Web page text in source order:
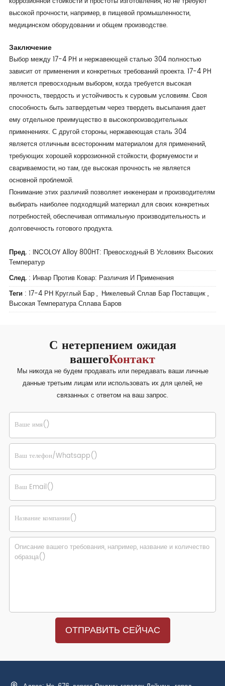
высокой прочности, например, в пищевой промышленности,
медицинском оборудовании и общем производстве.
Заключение
Выбор между 17-4 PH и нержавеющей сталью 304 полностью
зависит от применения и конкретных требований проекта. 17-4 PH
является превосходным выбором, когда требуется высокая
прочность, твердость и устойчивость к суровым условиям. Своя
способность быть затвердетым через твердеть высыпания дает
ему отдельное преимущество в высокопроизводительных
применениях. С другой стороны, нержавеющая сталь 304
является отличным всесторонним материалом для применений,
требующих хорошей коррозионной стойкости, формуемости и
свариваемости, но там, где высокая прочность не является
основной проблемой.
Понимание этих различий позволяет инженерам и производителям
выбирать наиболее подходящий материал для своих конкретных
потребностей, обеспечивая оптимальную производительность и
долговечность готового продукта.
Пред.: INCOLOY Alloy 800HT: Превосходный В Условиях Высоких
Температур
След.: Инвар Против Ковар: Различия И Применения
Теги : 17-4 РН Круглый Бар, Никелевый Сплав Бар Поставщик,
Высокая Температура Сплава Баров
С нетерпением ожидая
вашегоКонтакт
Мы никогда не будем продавать или передавать ваши личные
данные третьим лицам или использовать их для целей, не
связанных с ответом на ваш запрос.